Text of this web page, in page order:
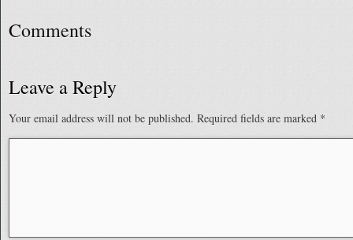
Comments
Leave a Reply
Your email address will not be published. Required fields are marked *